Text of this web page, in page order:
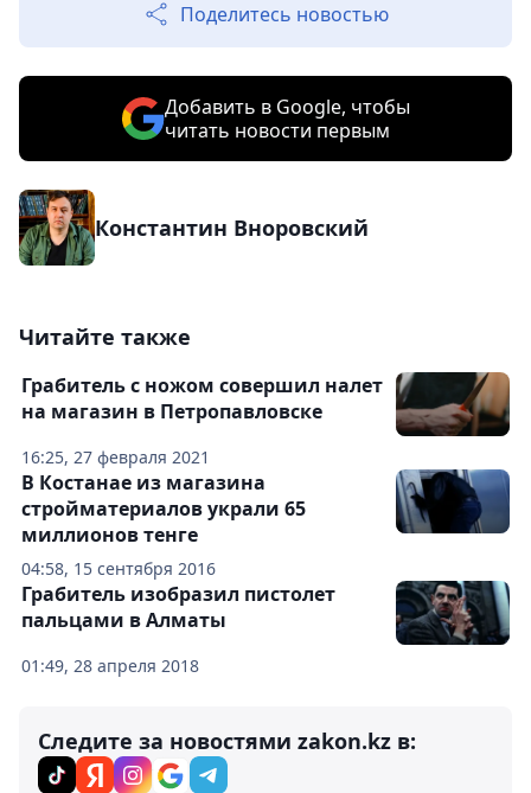
Поделитесь новостью
Добавить в Google, чтобы
читать новости первым
Константин Вноровский
Читайте также
16:25, 27 февраля 2021
Грабитель с ножом совершил налет
на магазин в Петропавловске
04:58, 15 сентября 2016
В Костанае из магазина
стройматериалов украли 65
миллионов тенге
01:49, 28 апреля 2018
Грабитель изобразил пистолет
пальцами в Алматы
Следите за новостями zakon.kz в: